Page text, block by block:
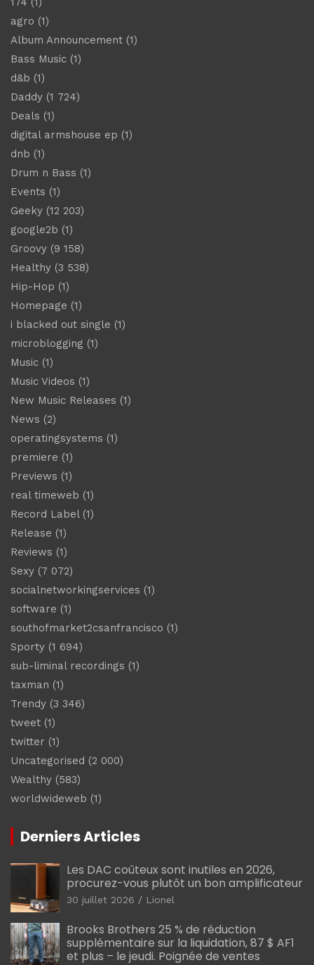
agro (1)
Album Announcement (1)
Bass Music (1)
d&b (1)
Daddy (1 724)
Deals (1)
digital armshouse ep (1)
dnb (1)
Drum n Bass (1)
Events (1)
Geeky (12 203)
google2b (1)
Groovy (9 158)
Healthy (3 538)
Hip-Hop (1)
Homepage (1)
i blacked out single (1)
microblogging (1)
Music (1)
Music Videos (1)
New Music Releases (1)
News (2)
operatingsystems (1)
premiere (1)
Previews (1)
real timeweb (1)
Record Label (1)
Release (1)
Reviews (1)
Sexy (7 072)
socialnetworkingservices (1)
software (1)
southofmarket2csanfrancisco (1)
Sporty (1 694)
sub-liminal recordings (1)
taxman (1)
Trendy (3 346)
tweet (1)
twitter (1)
Uncategorised (2 000)
Wealthy (583)
worldwideweb (1)
Derniers Articles
Les DAC coûteux sont inutiles en 2026,
procurez-vous plutôt un bon amplificateur
30 juillet 2026 Lionel
Brooks Brothers 25 % de réduction
supplémentaire sur la liquidation, 87 $ AF1
et plus – le jeudi. Poignée de ventes